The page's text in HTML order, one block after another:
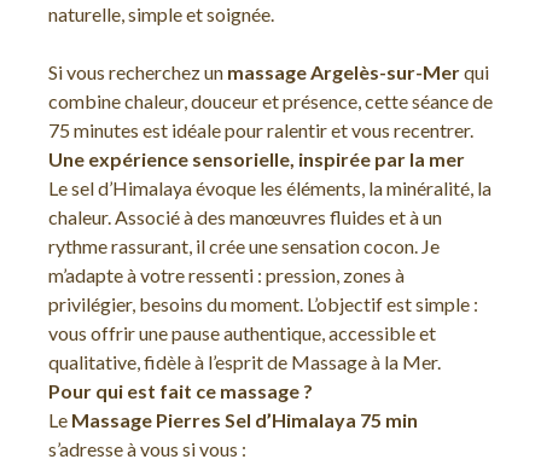
naturelle, simple et soignée.
Si vous recherchez un massage Argelès-sur-Merqui
combine chaleur, douceur et présence, cette séance de
75 minutes est idéale pour ralentir et vous recentrer.
Une expérience sensorielle, inspirée par la mer
Le sel d’Himalaya évoque les éléments, la minéralité, la
chaleur. Associé à des manœuvres fluides et à un
rythme rassurant, il crée une sensation cocon. Je
m’adapte à votre ressenti : pression, zones à
privilégier, besoins du moment. L’objectif est simple :
vous offrir une pause authentique, accessible et
qualitative, fidèle à l’esprit de Massage à la Mer.
Pour qui est fait ce massage ?
Le Massage Pierres Sel d’Himalaya 75 min
s’adresse à vous si vous :